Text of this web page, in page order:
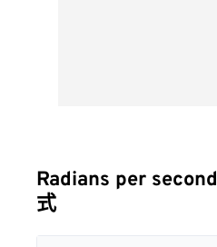
Radians per
式